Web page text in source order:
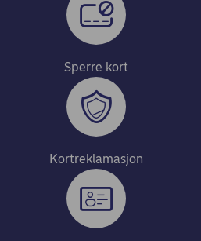
Sperre kort
Kortreklamasjon